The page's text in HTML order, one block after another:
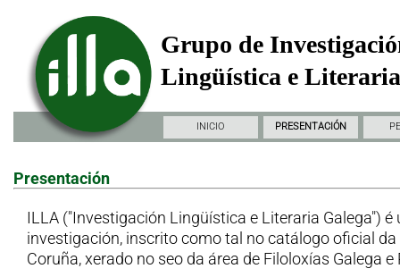
Grupo de
Lingüística e
INICIO PRESENTACIÓN
Presentación
ILLA ("Investigación Lingüística e Literaria Galega") é
investigación, inscrito como tal no catálogo oficial da
Coruña, xerado no seo da área de Filoloxías Galega e